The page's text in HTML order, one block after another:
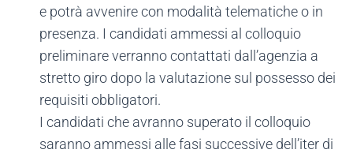
e potrà avvenire con modalità telematiche o in
presenza. I candidati ammessi al colloquio
preliminare verranno contattati dall’agenzia a
stretto giro dopo la valutazione sul possesso dei
requisiti obbligatori.
I candidati che avranno superato il colloquio
saranno ammessi alle fasi successive dell’iter di